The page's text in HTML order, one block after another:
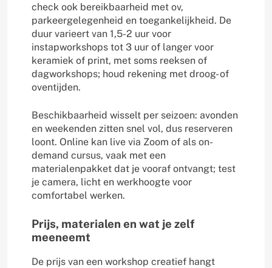
check ook bereikbaarheid met ov,
parkeergelegenheid en toegankelijkheid. De
duur varieert van 1,5-2 uur voor
instapworkshops tot 3 uur of langer voor
keramiek of print, met soms reeksen of
dagworkshops; houd rekening met droog- of
oventijden.
Beschikbaarheid wisselt per seizoen: avonden
en weekenden zitten snel vol, dus reserveren
loont. Online kan live via Zoom of als on-
demand cursus, vaak met een
materialenpakket dat je vooraf ontvangt; test
je camera, licht en werkhoogte voor
comfortabel werken.
Prijs, materialen en wat je zelf
meeneemt
De prijs van een workshop creatief hangt